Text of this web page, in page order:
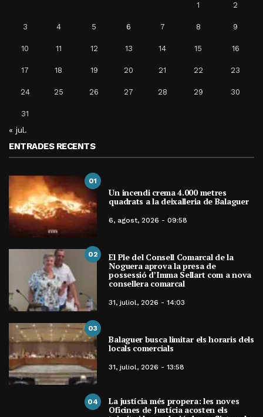
1 2
3 4 5 6 7 8 9
10 11 12 13 14 15 16
17 18 19 20 21 22 23
24 25 26 27 28 29 30
31
« jul.
ENTRADES RECENTS
01
Un incendi crema 4.000 metres
quadrats a la deixalleria de Balaguer
6, agost, 2026 - 09:58
02 El Ple del Consell Comarcal de la
Noguera aprova la presa de
possessió d’Imma Sellart com a nova
consellera comarcal
31, juliol, 2026 - 14:03
03
Balaguer busca limitar els horaris dels
locals comercials
31, juliol, 2026 - 13:58
04 La justícia més propera: les noves
Oficines de Justícia acosten els